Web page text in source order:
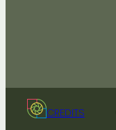
CREDITS